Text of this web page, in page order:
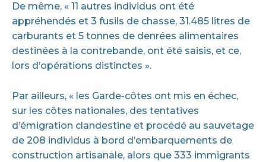
De même, « 11 autres individus ont été
appréhendés et 3 fusils de chasse, 31.485 litres de
carburants et 5 tonnes de denrées alimentaires
destinées à la contrebande, ont été saisis, et ce,
lors d’opérations distinctes ».
Par ailleurs, « les Garde-côtes ont mis en échec,
sur les côtes nationales, des tentatives
d’émigration clandestine et procédé au sauvetage
de 208 individus à bord d’embarquements de
construction artisanale, alors que 333 immigrants